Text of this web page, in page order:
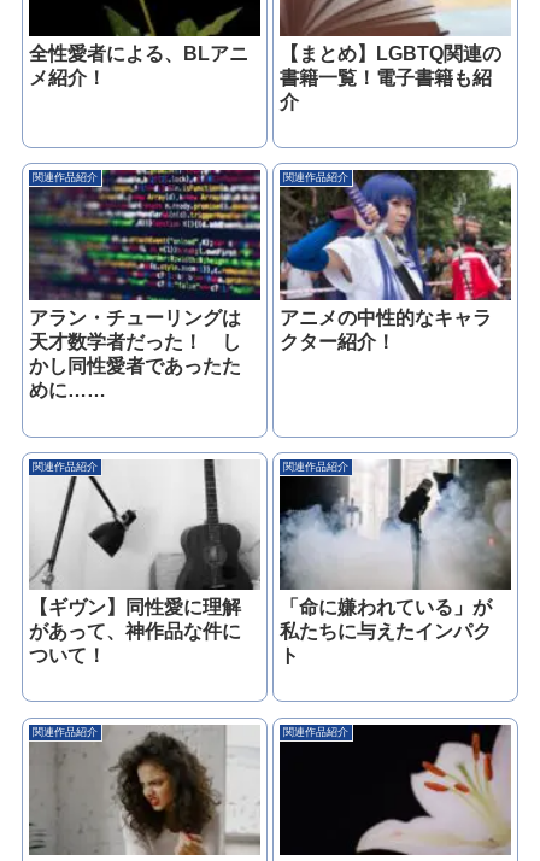
全性愛者による、BLアニ
メ紹介！
【まとめ】LGBTQ関連の
書籍一覧！電子書籍も紹
介
関連作品紹介
アラン・チューリングは
天才数学者だった！ し
かし同性愛者であったた
めに……
関連作品紹介
アニメの中性的なキャラ
クター紹介！
関連作品紹介
【ギヴン】同性愛に理解
があって、神作品な件に
ついて！
関連作品紹介
「命に嫌われている」が
私たちに与えたインパク
ト
関連作品紹介 関連作品紹介